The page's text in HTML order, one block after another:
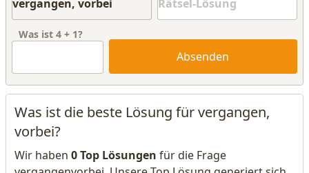
Was ist 4 + 1?
Absenden
Was ist die beste Lösung für vergangen,
vorbei?
Wir haben 0 Top Lösungen für die Frage